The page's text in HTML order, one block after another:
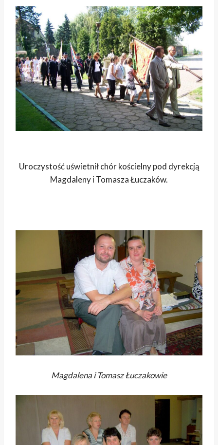
Uroczystość uświetnił chór kościelny pod dyrekcją
Magdaleny i Tomasza Łuczaków.
Magdalena i Tomasz Łuczakowie